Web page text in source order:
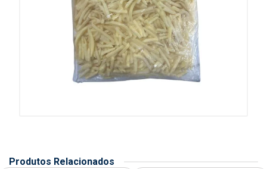
Produtos Relacionados